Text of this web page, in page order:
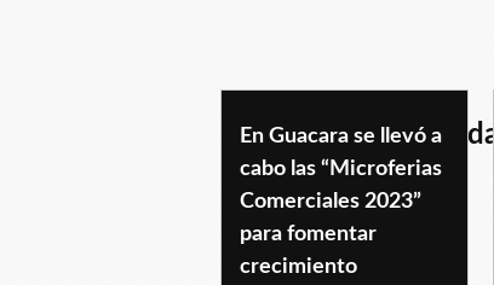
guacara+desarrollada
En Guacara se llevó a
cabo las “Microferias
Comerciales 2023”
para fomentar
crecimiento